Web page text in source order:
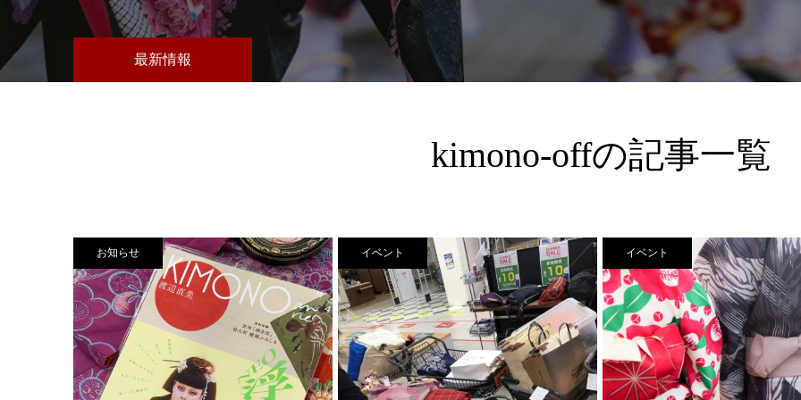
最新情報
kimono-offの記事一覧
お知らせ イベント イベント